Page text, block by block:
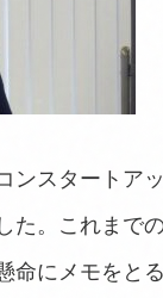
ンスタートア
た。これま
命にメモをと